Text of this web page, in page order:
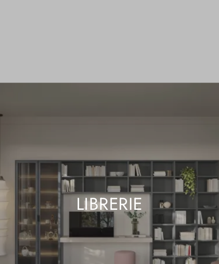
LIBRERIE